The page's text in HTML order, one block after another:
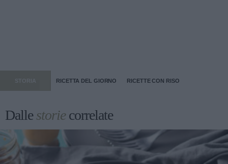
STORIA RICETTA DEL GIORNO RICETTE CON RISO
Dallestoriecorrelate